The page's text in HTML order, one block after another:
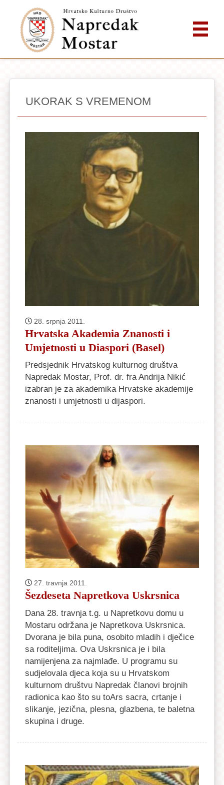
UKORAK S VREMENOM
28. srpnja 2011.
Hrvatska Akademia Znanosti i
Umjetnosti u Diaspori (Basel)
Predsjednik Hrvatskog kulturnog društva
Napredak Mostar, Prof. dr. fra Andrija Nikić
izabran je za akademika Hrvatske akademije
znanosti i umjetnosti u dijaspori.
27. travnja 2011.
Šezdeseta Napretkova Uskrsnica
Dana 28. travnja t.g. u Napretkovu domu u
Mostaru održana je Napretkova Uskrsnica.
Dvorana je bila puna, osobito mladih i dječice
sa roditeljima. Ova Uskrsnica je i bila
namijenjena za najmlađe. U programu su
sudjelovala djeca koja su u Hrvatskom
kulturnom društvu Napredak članovi brojnih
radionica kao što su toArs sacra, crtanje i
slikanje, jezična, plesna, glazbena, te baletna
skupina i druge.